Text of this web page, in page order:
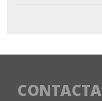
CONTACTA